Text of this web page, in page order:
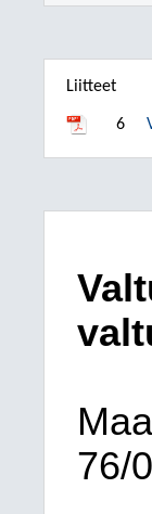
Liitteet
6
76/